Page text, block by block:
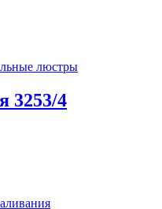
люстры
3253/4